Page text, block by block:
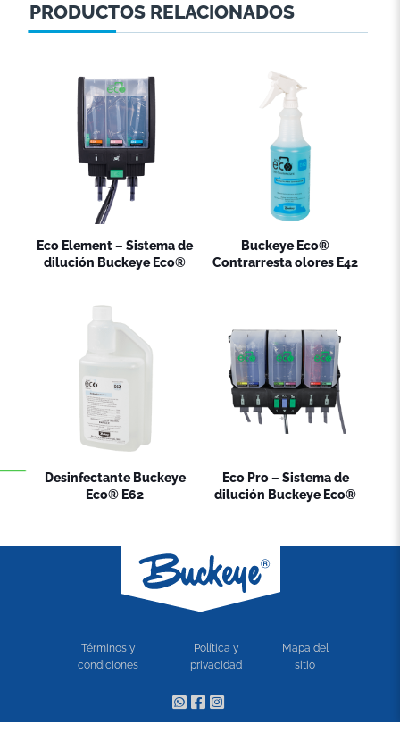
PRODUCTOS RELACIONADOS
Eco Element – Sistema de
dilución Buckeye Eco®
Buckeye Eco®
Contrarresta olores E42
Desinfectante Buckeye
Eco® E62
Eco Pro – Sistema de
dilución Buckeye Eco®
Términos y
condiciones
Política y
privacidad
Mapa del
sitio